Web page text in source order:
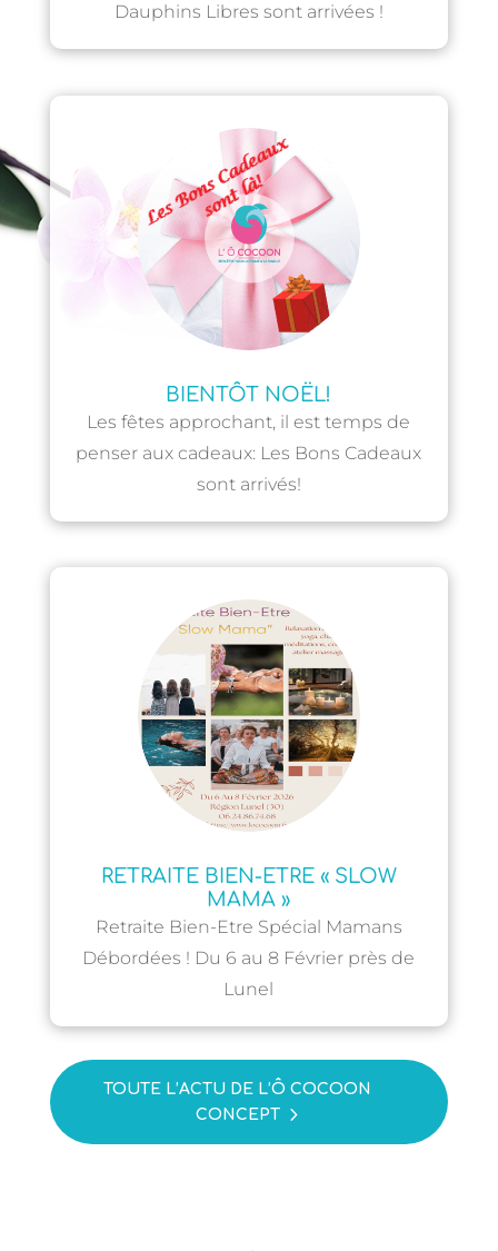
Dauphins Libres sont arrivées !
BIENTÔT NOËL!
Les fêtes approchant, il est temps de
penser aux cadeaux: Les Bons Cadeaux
sont arrivés!
RETRAITE BIEN-ETRE « SLOW
MAMA »
Retraite Bien-Etre Spécial Mamans
Débordées ! Du 6 au 8 Février près de
Lunel
TOUTE L’ACTU DE L’Ô COCOON
CONCEPT